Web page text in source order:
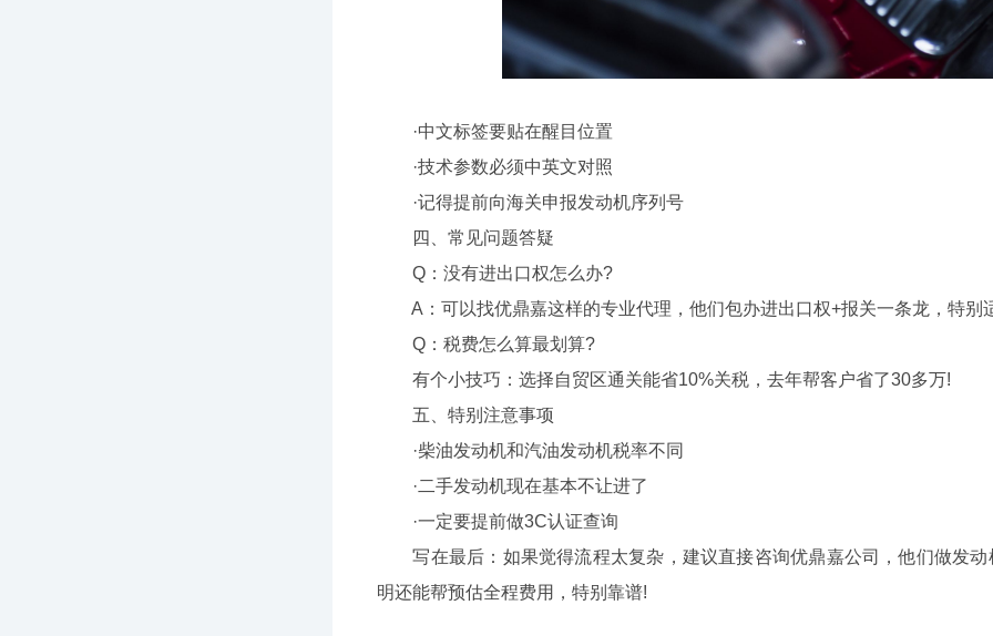
·中文标签要贴在醒目位置
·技术参数必须中英文对照
·记得提前向海关申报发动机序列号
四、常见问题答疑
Q：没有进出口权怎么办?
A：可以找优鼎嘉这样的专业代理，他们包办进出口权+报关一条龙，特别
Q：税费怎么算最划算?
有个小技巧：选择自贸区通关能省10%关税，去年帮客户省了30多万!
五、特别注意事项
·柴油发动机和汽油发动机税率不同
·二手发动机现在基本不让进了
·一定要提前做3C认证查询
写在最后：如果觉得流程太复杂，建议直接咨询优鼎嘉公司，他们做发动
明还能帮预估全程费用，特别靠谱!